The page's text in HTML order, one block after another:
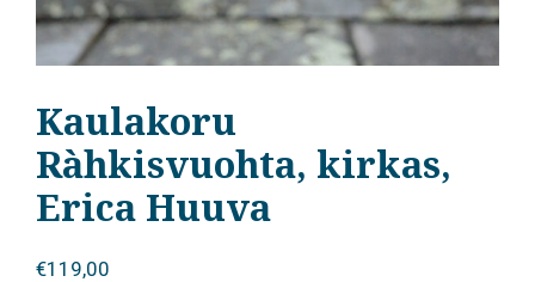
Kaulakoru
Ràhkisvuohta, kirkas,
Erica Huuva
€119,00